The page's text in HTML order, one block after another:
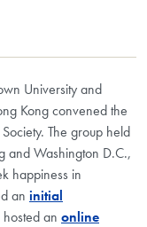
University and
Kong convened the
The group held
and Washington D.C.,
happiness in
an initial
hosted an online